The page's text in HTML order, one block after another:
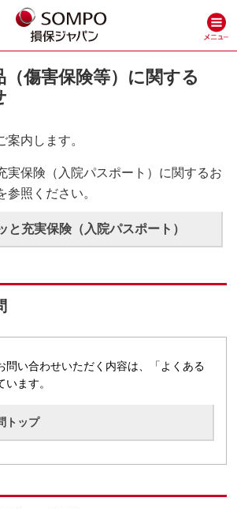
傷害保険等）に関する
案内します。
実保険（入院パスポート）に関するお
参照ください。
と充実保険（入院パスポート）
問い合わせいただく内容は、「よくある
ます。
トップ